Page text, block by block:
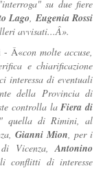
"interroga" su due fiere
Lago Eugenia Rossi
avvisati...Â».
- Â«con molte accuse,
e chiarificazione
interessa di eventuali
della Provincia di
controlla la Fiera di
quella di Rimini, al
Gianni Mion , per i
Vicenza, Antonino
conflitti di interesse